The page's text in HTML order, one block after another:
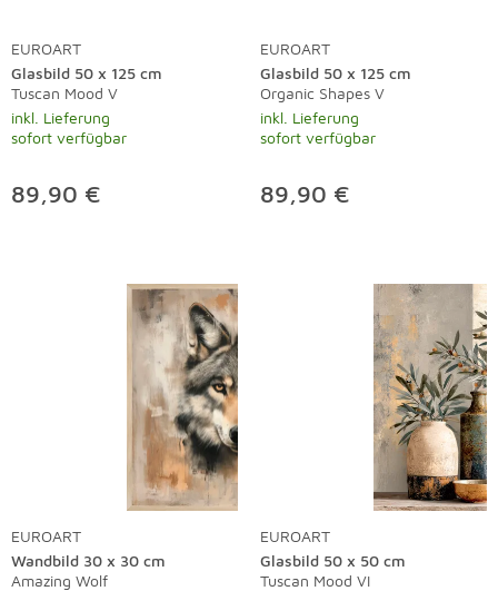
EUROART
Glasbild 50 x 125 cm
Tuscan Mood V
inkl. Lieferung
sofort verfügbar
89,90 €
EUROART
Glasbild 50 x 125 cm
Organic Shapes V
inkl. Lieferung
sofort verfügbar
89,90 €
EUROART
Wandbild 30 x 30 cm
Amazing Wolf
EUROART
Glasbild 50 x 50 cm
Tuscan Mood VI